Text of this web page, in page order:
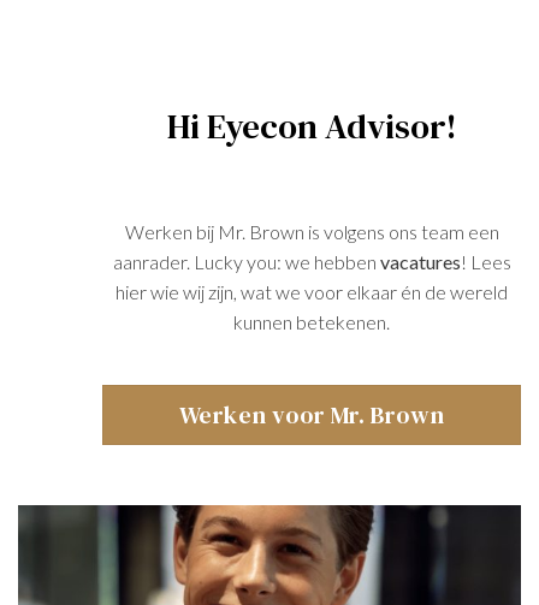
Hi Eyecon Advisor!
Werken bij Mr. Brown is volgens ons team een
aanrader. Lucky you: we hebben vacatures! Lees
hier wie wij zijn, wat we voor elkaar én de wereld
kunnen betekenen.
Werken voor Mr. Brown